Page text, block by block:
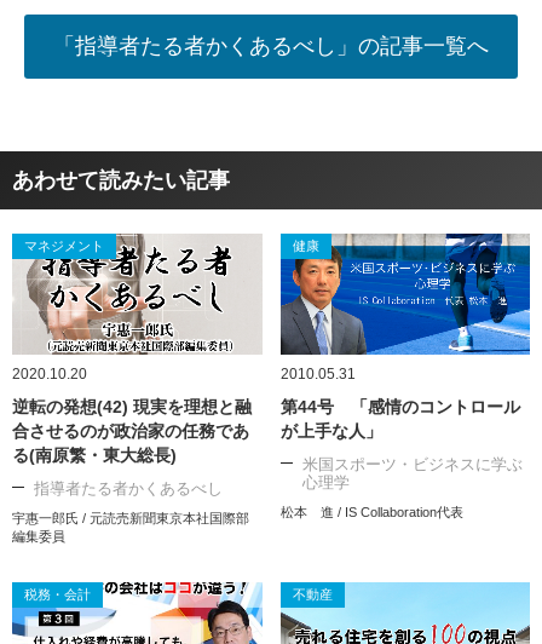
「指導者たる者かくあるべし」の記事一覧へ
あわせて読みたい記事
マネジメント
2020.10.20
逆転の発想(42) 現実を理想と融
合させるのが政治家の任務であ
る(南原繁・東大総長)
指導者たる者かくあるべし
宇惠一郎氏 / 元読売新聞東京本社国際部
編集委員
健康
2010.05.31
第44号 「感情のコントロール
が上手な人」
米国スポーツ・ビジネスに学ぶ
心理学
松本 進 / IS Collaboration代表
税務・会計 不動産